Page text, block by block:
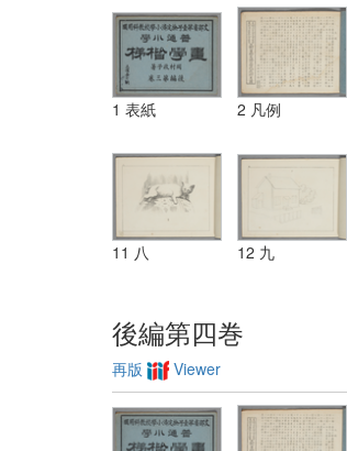
1 表紙 2 凡例
11 八 12 九
後編第四巻
再版 Viewer